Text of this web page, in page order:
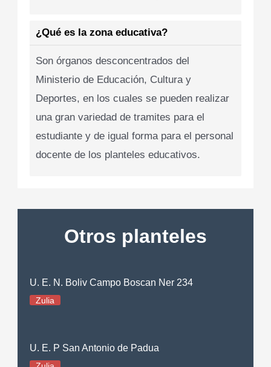
¿Qué es la zona educativa?
Son órganos desconcentrados del
Ministerio de Educación, Cultura y
Deportes, en los cuales se pueden realizar
una gran variedad de tramites para el
estudiante y de igual forma para el personal
docente de los planteles educativos.
Otros planteles
U. E. N. Boliv Campo Boscan Ner 234
Zulia
U. E. P San Antonio de Padua